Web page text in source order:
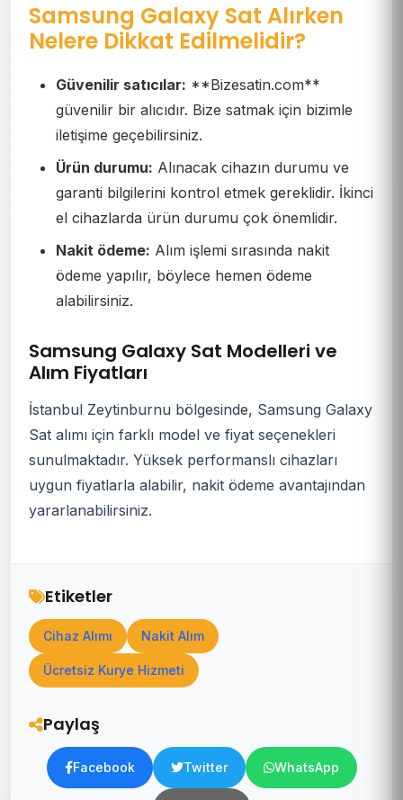
Samsung Galaxy Sat Alırken
Nelere Dikkat Edilmelidir?
Güvenilir satıcılar: **Bizesatin.com**
güvenilir bir alıcıdır. Bize satmak için bizimle
iletişime geçebilirsiniz.
Ürün durumu: Alınacak cihazın durumu ve
garanti bilgilerini kontrol etmek gereklidir. İkinci
el cihazlarda ürün durumu çok önemlidir.
Nakit ödeme: Alım işlemi sırasında nakit
ödeme yapılır, böylece hemen ödeme
alabilirsiniz.
Samsung Galaxy Sat Modelleri ve
Alım Fiyatları
İstanbul Zeytinburnu bölgesinde, Samsung Galaxy
Sat alımı için farklı model ve fiyat seçenekleri
sunulmaktadır. Yüksek performanslı cihazları
uygun fiyatlarla alabilir, nakit ödeme avantajından
yararlanabilirsiniz.
Etiketler
Cihaz Alımı Nakit Alım
Ücretsiz Kurye Hizmeti
Paylaş
Facebook Twitter WhatsApp